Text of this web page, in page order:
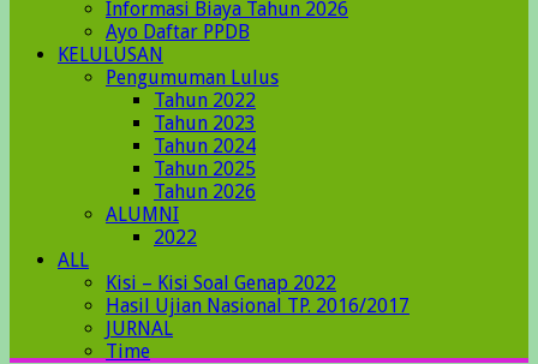
Informasi Biaya Tahun 2026
Ayo Daftar PPDB
KELULUSAN
Pengumuman Lulus
Tahun 2022
Tahun 2023
Tahun 2024
Tahun 2025
Tahun 2026
ALUMNI
2022
ALL
Kisi – Kisi Soal Genap 2022
Hasil Ujian Nasional TP. 2016/2017
JURNAL
Time